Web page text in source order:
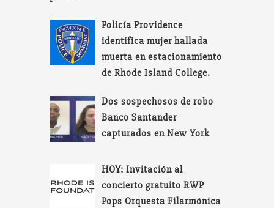
Policía Providence
identifica mujer hallada
muerta en estacionamiento
de Rhode Island College.
Dos sospechosos de robo
Banco Santander
capturados en New York
HOY: Invitación al
concierto gratuito RWP
Pops Orquesta Filarmónica